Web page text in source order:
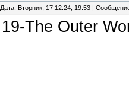
Дата: Вторник, 17.12.24, 19:53 |
19-The Outer